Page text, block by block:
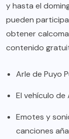
y hasta el
pueden
obtener
contenido
Arle de Puyo
El vehículo de
Emotes y
canciones